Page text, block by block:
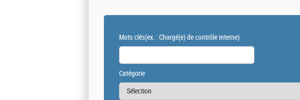
Mots clés(ex. : Chargé(e) de contrôle interne)
Catégorie